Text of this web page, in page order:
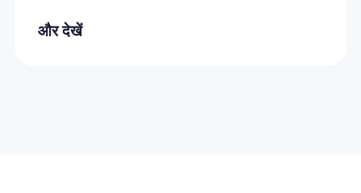
और देखें